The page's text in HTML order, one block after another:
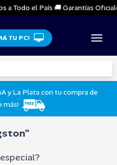
el País 🚚 Garantías Oficiales
TU PC!
y La Plata con tu compra de
más!